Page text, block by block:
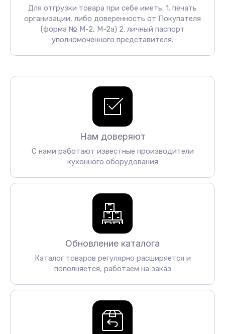
Для отгрузки товара при себе иметь: 1. печать
организации, либо доверенность от Покупателя
(форма № М-2, М-2а) 2. личный паспорт
уполномоченного представителя.
Нам доверяют
С нами работают известные производители
кухонного оборудования
Обновление каталога
Каталог товаров регулярно расширяется и
пополняется, работаем на заказ